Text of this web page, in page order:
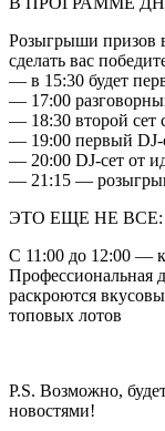
Розыгрыши призов
сделать вас
— в 15:30 будет
— 17:00
— 18:30 второй сет
— 19:00 первый DJ-
— 20:00 DJ-сет от
— 21:15 —
ЭТО ЕЩЕ НЕ ВСЕ:
С 11:00 до 12:00 —
Профессиональная
раскроются
топовых лотов
P.S. Возможно,
новостями!